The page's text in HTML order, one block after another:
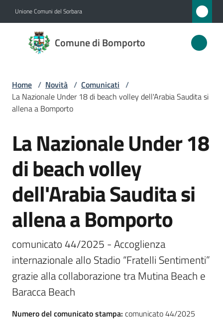
Unione Comuni del Sorbara
Comune di Bomporto
Comune
di
Amministrazione
Novità
Menu selezionato
Servizi
Vivere
Bomporto
Tutti
gli
argomenti...
Home / Novità / Comunicati /
La Nazionale Under 18 di beach volley dell'Arabia Saudita si
allena a Bomporto
Salta al contenuto
La Nazionale Under 18
di beach volley
dell'Arabia Saudita si
allena a Bomporto
comunicato 44/2025 - Accoglienza
internazionale allo Stadio “Fratelli Sentimenti”
grazie alla collaborazione tra Mutina Beach e
Baracca Beach
Numero del comunicato stampa: comunicato 44/2025